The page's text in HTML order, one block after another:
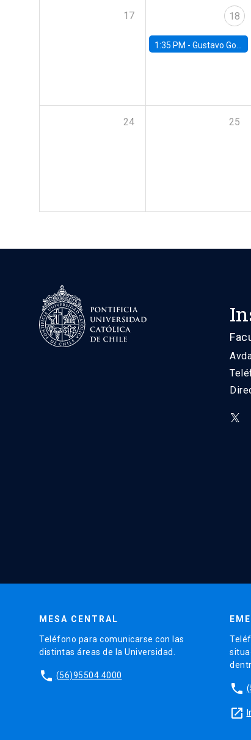
17 18
1:35 PM - Gustavo González, Banco Central de Chile
24 25
MESA CENTRAL
Teléfono para comunicarse con las
distintas áreas de la Universidad.
phone (56)95504 4000
phone
launch